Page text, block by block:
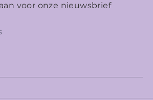
voor onze nieuwsbrief